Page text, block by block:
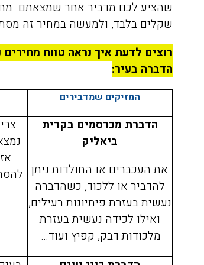
רגועים, חודשיים אחרי ואין זכר
לטרמיטים. תודה על השירות
הסופר מקצועי ועל ההסבר לפני
ואחרי ההדברהיש לציין שהמדביר
הגיע עם כפפות ומסכה כמו
שביקשתי
שקלים בלבד, ולמעשה במחיר זה
רוצים לדעת איך נראה טווח
הדברה בעיר:
המזיקים שמדבירים
הדברת מכרסמים בקרית
ביאליק
את העכברים או החולדות ניתן
להדביר או ללכוד, כשהדברה
נעשית בעזרת פיתיונות רעילים,
ואילו לכידה נעשית בעזרת
מלכודות דבק, קפיץ ועוד…